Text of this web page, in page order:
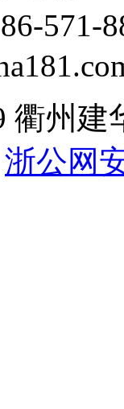
571-
衢州
浙公网